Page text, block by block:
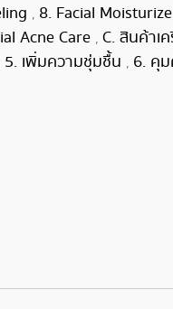
, 8. Facial
Acne Care , C. สินค้าเ
5. เพิ่มความชุ่มชื้น , 6. คุ